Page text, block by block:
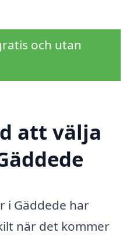
och utan
att välja
i Gäddede har
när det kommer